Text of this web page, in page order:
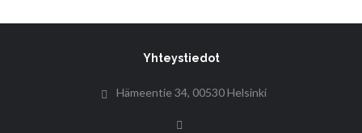
Yhteystiedot
Hämeentie 34, 00530 Helsinki